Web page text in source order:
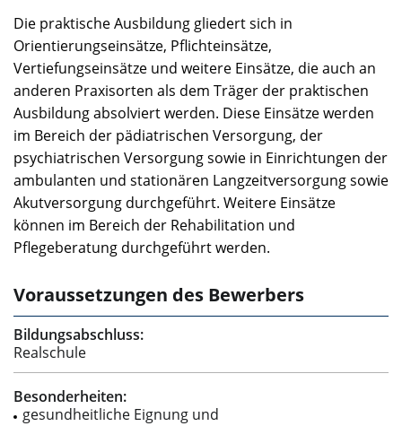
Die praktische Ausbildung gliedert sich in
Orientierungseinsätze, Pflichteinsätze,
Vertiefungseinsätze und weitere Einsätze, die auch an
anderen Praxisorten als dem Träger der praktischen
Ausbildung absolviert werden. Diese Einsätze werden
im Bereich der pädiatrischen Versorgung, der
psychiatrischen Versorgung sowie in Einrichtungen der
ambulanten und stationären Langzeitversorgung sowie
Akutversorgung durchgeführt. Weitere Einsätze
können im Bereich der Rehabilitation und
Pflegeberatung durchgeführt werden.
Voraussetzungen des Bewerbers
Bildungsabschluss:
Realschule
Besonderheiten:
gesundheitliche Eignung und